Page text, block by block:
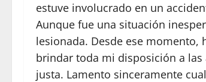
estuve involucrado en un
Aunque fue una situación
lesionada. Desde ese
brindar toda mi disposición a las
justa. Lamento sinceramente